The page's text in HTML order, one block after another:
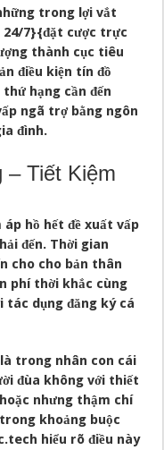
trong lợi vắt
24/7}{đặt cược trực
thành cục tiêu
điều kiện tín đồ
hạng cần đến
ngã trợ bằng ngôn
đình.
– Tiết Kiệm
hồ hết đề xuất vấp
đến. Thời gian
cho cho bản thân
phí thời khắc cùng
tác dụng đăng ký cá
trong nhân con cái
đùa không với thiết
nhưng thậm chí
khoảng buộc
hiểu rõ điều này